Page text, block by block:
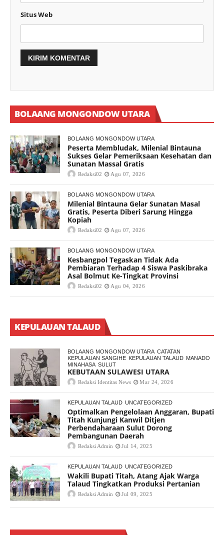
Situs Web
BOLAANG MONGONDOW UTARA
BOLAANG MONGONDOW UTARA
Peserta Membludak, Milenial Bintauna
Sukses Gelar Pemeriksaan Kesehatan dan
Sunatan Massal Gratis
Redaksi02 Agu 07, 2026
BOLAANG MONGONDOW UTARA
Milenial Bintauna Gelar Sunatan Masal
Gratis, Peserta Diberi Sarung Hingga
Kopiah
Redaksi02 Agu 07, 2026
BOLAANG MONGONDOW UTARA
Kesbangpol Tegaskan Tidak Ada
Pembiaran Terhadap 4 Siswa Paskibraka
Asal Bolmut Ke-Tingkat Provinsi
Redaksi02 Agu 04, 2026
KEPULAUAN TALAUD
BOLAANG MONGONDOW UTARA CATATAN
KEPULAUAN SANGIHE KEPULAUAN TALAUD MANADO
MINAHASA SULUT
KEBUTAAN SULAWESI UTARA
Redaksi Identitas News Mar 24, 2026
KEPULAUAN TALAUD UNCATEGORIZED
Optimalkan Pengelolaan Anggaran, Bupati
Titah Kunjungi Kanwil Ditjen
Perbendaharaan Sulut Dorong
Pembangunan Daerah
Redaksi Admin Jul 14, 2025
KEPULAUAN TALAUD UNCATEGORIZED
Wakili Bupati Titah, Atang Ajak Warga
Talaud Tingkatkan Produksi Pertanian
Redaksi Admin Jul 09, 2025